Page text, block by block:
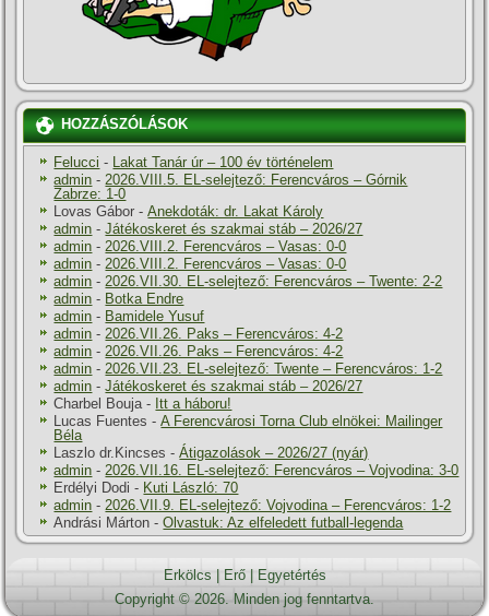
HOZZÁSZÓLÁSOK
Felucci - Lakat Tanár úr – 100 év történelem
admin -2026.VIII.5. EL-selejtező: Ferencváros – Górnik
Zabrze: 1-0
Lovas Gábor -Anekdoták: dr. Lakat Károly
admin -Játékoskeret és szakmai stáb – 2026/27
admin -2026.VIII.2. Ferencváros – Vasas: 0-0
admin -2026.VIII.2. Ferencváros – Vasas: 0-0
admin -2026.VII.30. EL-selejtező: Ferencváros – Twente: 2-2
admin - Botka Endre
admin - Bamidele Yusuf
admin -2026.VII.26. Paks – Ferencváros: 4-2
admin -2026.VII.26. Paks – Ferencváros: 4-2
admin -2026.VII.23. EL-selejtező: Twente – Ferencváros: 1-2
admin -Játékoskeret és szakmai stáb – 2026/27
Charbel Bouja- Itt a háboru!
Lucas Fuentes -A Ferencvárosi Torna Club elnökei: Mailinger
Béla
Laszlo dr.Kincses -Átigazolások – 2026/27 (nyár)
admin -2026.VII.16. EL-selejtező: Ferencváros – Vojvodina: 3-0
Erdélyi Dodi - Kuti László: 70
admin -2026.VII.9. EL-selejtező: Vojvodina – Ferencváros: 1-2
Andrási Márton -Olvastuk: Az elfeledett futball-legenda
Erkölcs Erő|
Egyetértés
Copyright © 2026. Minden jog fenntartva.